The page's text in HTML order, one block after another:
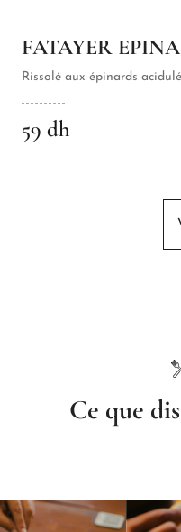
FATAYER
Rissolé aux épinards
59 dh
Ce que